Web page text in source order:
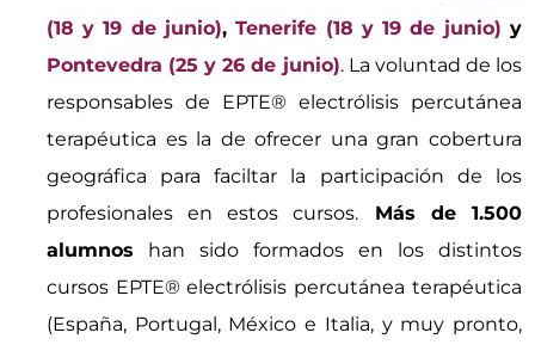
(18 y 19 de junio),Tenerife (18 y 19 de junio) y
Pontevedra (25 y 26 de junio). La voluntad de los
responsables de EPTE® electrólisis percutánea
terapéutica es la de ofrecer una gran cobertura
geográfica para faciltar la participación de los
profesionales en estos cursos. Más de 1.500
alumnos han sido formados en los distintos
cursos EPTE® electrólisis percutánea terapéutica
(España, Portugal, México e Italia, y muy pronto,